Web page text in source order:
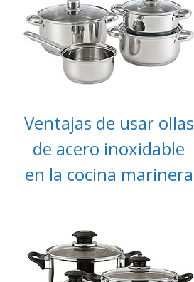
Ventajas de usar ollas
de acero inoxidable
en la cocina marinera